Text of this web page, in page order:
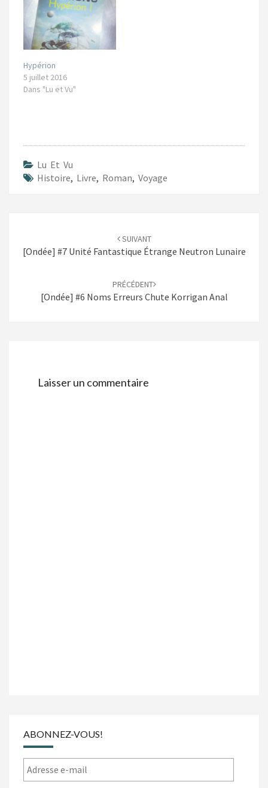
Hypérion
5 juillet 2016
Dans "Lu et Vu"
Lu Et Vu
Histoire, Livre, Roman, Voyage
SUIVANT
[Ondée] #7 Unité Fantastique Étrange Neutron Lunaire
PRÉCÉDENT
[Ondée] #6 Noms Erreurs Chute Korrigan Anal
Laisser un commentaire
ABONNEZ-VOUS!
Adresse
e-